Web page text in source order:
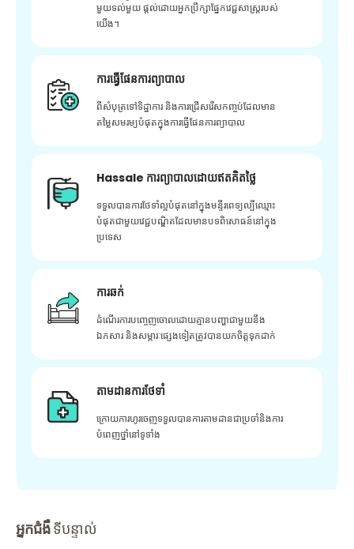
មួយទល់មួយ ផ្តល់ដោយអ្នកប្រឹក្សាផ្នែកវេជ្ជសាស្រ្តរបស់
យើង។
ការធ្វើផែនការព្យាបាល
ពីសំបុត្រទៅទិដ្ឋាការ និងការជ្រើសរើសកញ្ចប់ដែលមាន
តម្លៃសមរម្យបំផុតក្នុងការធ្វើផែនការព្យាបាល
Hassale ការព្យាបាលដោយឥតគិតថ្លៃ
ទទួលបានការថែទាំល្អបំផុតនៅក្នុងមន្ទីរពេទ្យល្បីឈ្មោះ
បំផុតជាមួយវេជ្ជបណ្ឌិតដែលមានបទពិសោធន៍នៅក្នុង
ប្រទេស
ការឆក់
ដំណើរការបញ្ចេញចោលដោយគ្មានបញ្ហាជាមួយនឹង
ឯកសារ និងសម្ភារៈផ្សេងទៀតត្រូវបានយកចិត្តទុកដាក់
តាមដានការថែទាំ
ក្រោយ​ការ​ហូរ​ចេញ​ទទួល​បាន​ការ​តាមដាន​ជា​ប្រចាំ​និង​ការ​
បំពេញ​ថ្នាំ​នៅ​ទូទាំង​
អ្នកជំងឺទីបន្ទាល់